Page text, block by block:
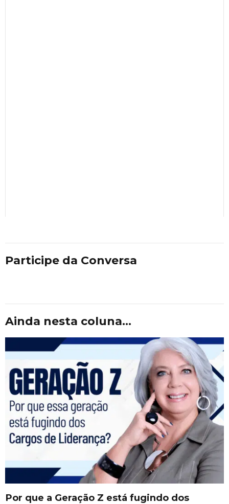
Participe da Conversa
Ainda nesta coluna...
Por que a Geração Z está fugindo dos